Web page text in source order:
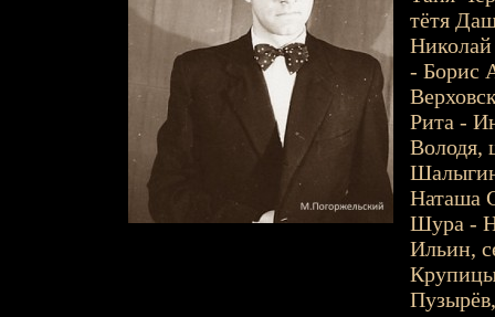
тётя
Николай
- Борис
Рита -
Володя,
Наташа
Шура -
Ильин,